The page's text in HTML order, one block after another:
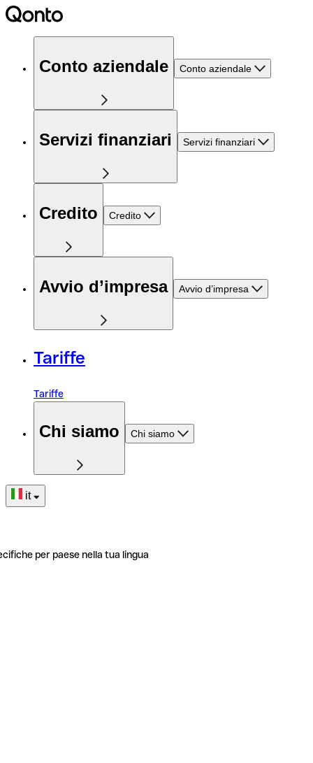
Conto aziendale Conto aziendale
Servizi finanziari Servizi finanziari
Credito Credito
Avvio d’impresa Avvio d’impresa
Tariffe
Tariffe
Chi siamo Chi siamo
it
per paese nella tua lingua